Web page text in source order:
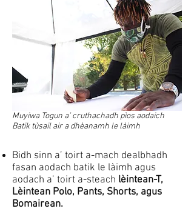
Muyiwa Togun a’ cruthachadh pìos aodaich
Batik tùsail air a dhèanamh le làimh
Bidh sinn a’ toirt a-mach dealbhadh
fasan aodach batik le làimh agus
aodach a’ toirt a-steach lèintean-T,
Lèintean Polo, Pants, Shorts, agus
Bomairean.